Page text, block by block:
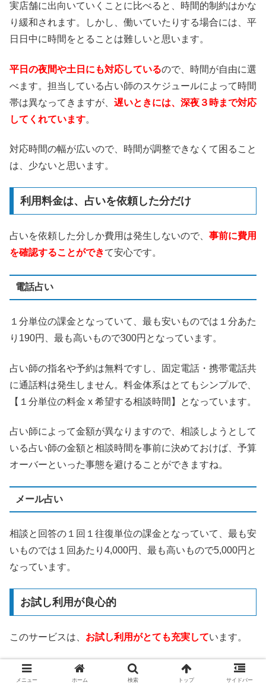
実店舗に出向いていくことに比べると、時間的制約はかな
り緩和されます。しかし、働いていたりする場合には、平
日日中に時間をとることは難しいと思います。
平日の夜間や土日にも対応しているので、時間が自由に選
べます。担当している占い師のスケジュールによって時間
帯は異なってきますが、 遅いときには、深夜３時まで対応
してくれています。
対応時間の幅が広いので、時間が調整できなくて困ること
は、少ないと思います。
利用料金は、占いを依頼した分だけ
占いを依頼した分しか費用は発生しないので、 事前に費用
を確認することができて安心です。
電話占い
１分単位の課金となっていて、最も安いものでは１分あた
り190円、最も高いもので300円となっています。
占い師の指名や予約は無料ですし、固定電話・携帯電話共
に通話料は発生しません。料金体系はとてもシンプルで、
【１分単位の料金 x 希望する相談時間】となっています。
占い師によって金額が異なりますので、相談しようとして
いる占い師の金額と相談時間を事前に決めておけば、予算
オーバーといった事態を避けることができますね。
メール占い
相談と回答の１回１往復単位の課金となっていて、最も安
いものでは１回あたり4,000円、最も高いもので5,000円と
なっています。
お試し利用が良心的
このサービスは、 お試し利用がとても充実しています。
3,000円分の無料相談ポイント
メニュー ホーム 検索 トップ サイドバー